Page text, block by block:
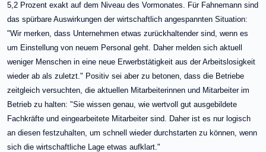
5,2 Prozent exakt auf dem Niveau des Vormonates. Für Fahnemann sind
das spürbare Auswirkungen der wirtschaftlich angespannten Situation:
"Wir merken, dass Unternehmen etwas zurückhaltender sind, wenn es
um Einstellung von neuem Personal geht. Daher melden sich aktuell
weniger Menschen in eine neue Erwerbstätigkeit aus der Arbeitslosigkeit
wieder ab als zuletzt." Positiv sei aber zu betonen, dass die Betriebe
zeitgleich versuchten, die aktuellen Mitarbeiterinnen und Mitarbeiter im
Betrieb zu halten: "Sie wissen genau, wie wertvoll gut ausgebildete
Fachkräfte und eingearbeitete Mitarbeiter sind. Daher ist es nur logisch
an diesen festzuhalten, um schnell wieder durchstarten zu können, wenn
sich die wirtschaftliche Lage etwas aufklart."